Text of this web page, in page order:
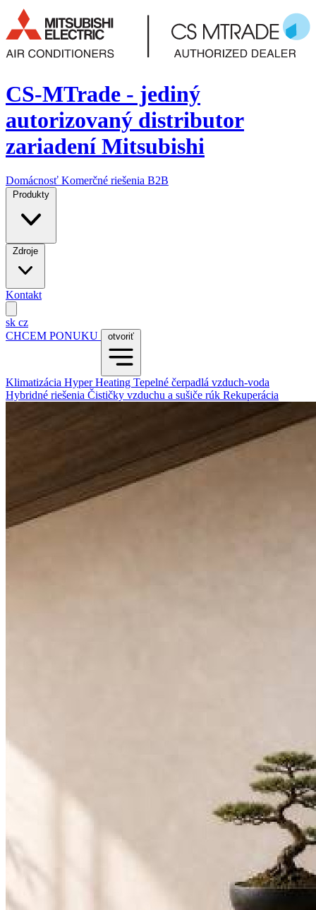
CS-MTrade - jediný
autorizovaný distributor
zariadení Mitsubishi
Domácnosť Komerčné riešenia B2B
Produkty
Zdroje
Kontakt
sk cz
CHCEM PONUKU
otvoriť
Klimatizácia Hyper Heating Tepelné čerpadlá vzduch-voda
Hybridné riešenia Čističky vzduchu a sušiče rúk Rekuperácia